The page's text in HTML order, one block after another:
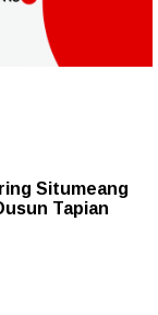
Situmeang
Tapian